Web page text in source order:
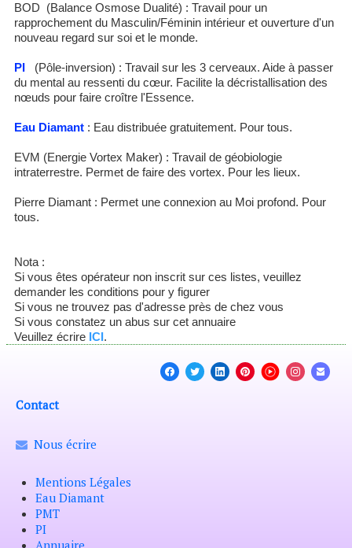
BOD (Balance Osmose Dualité) : Travail pour un
rapprochement du Masculin/Féminin intérieur et ouverture d'un
nouveau regard sur soi et le monde.
PI (Pôle-inversion) : Travail sur les 3 cerveaux. Aide à passer
du mental au ressenti du cœur. Facilite la décristallisation des
nœuds pour faire croître l'Essence.
Eau Diamant : Eau distribuée gratuitement. Pour tous.
EVM (Energie Vortex Maker) : Travail de géobiologie
intraterrestre. Permet de faire des vortex. Pour les lieux.
Pierre Diamant : Permet une connexion au Moi profond. Pour
tous.
Nota :
Si vous êtes opérateur non inscrit sur ces listes, veuillez
demander les conditions pour y figurer
Si vous ne trouvez pas d'adresse près de chez vous
Si vous constatez un abus sur cet annuaire
Veuillez écrire ICI.
Contact
Nous écrire
Mentions Légales
Eau Diamant
PMT
PI
Annuaire